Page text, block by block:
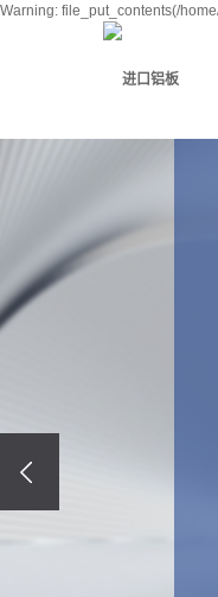
Warning: file_put_contents(/